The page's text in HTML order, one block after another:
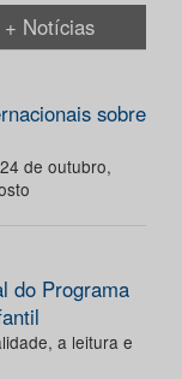
+ Notícias
sobre
de outubro,
do Programa
a leitura e